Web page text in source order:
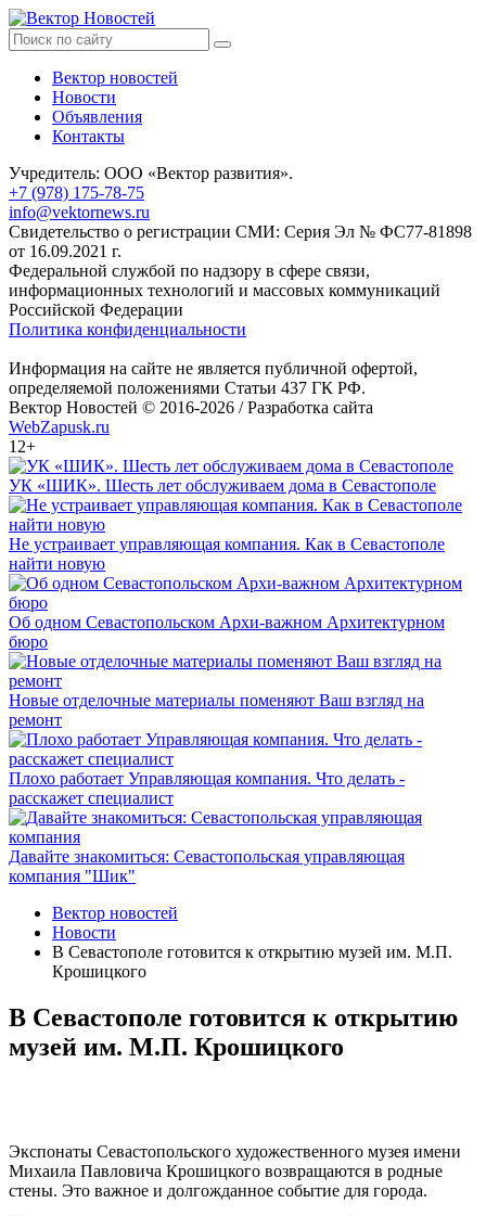
Вектор новостей
Новости
Объявления
Контакты
Учредитель: ООО «Вектор развития».
+7 (978) 175-78-75
info@vektornews.ru
Свидетельство о регистрации СМИ: Серия Эл № ФС77-81898
от 16.09.2021 г.
Федеральной службой по надзору в сфере связи,
информационных технологий и массовых коммуникаций
Российской Федерации
Политика конфиденциальности
Информация на сайте не является публичной офертой,
определяемой положениями Статьи 437 ГК РФ.
Вектор Новостей © 2016-2026 /Разработка сайта
WebZapusk.ru
12+
УК «ШИК». Шесть лет обслуживаем дома в Севастополе
Не устраивает управляющая компания. Как в Севастополе
найти новую
Об одном Севастопольском Архи-важном Архитектурном
бюро
Новые отделочные материалы поменяют Ваш взгляд на
ремонт
Плохо работает Управляющая компания. Что делать -
расскажет специалист
Давайте знакомиться: Севастопольская управляющая
компания "Шик"
Вектор новостей
Новости
В Севастополе готовится к открытию музей им. М.П.
Крошицкого
В Севастополе готовится к открытию
музей им. М.П. Крошицкого
Экспонаты Севастопольского художественного музея имени
Михаила Павловича Крошицкого возвращаются в родные
стены. Это важное и долгожданное событие для города.